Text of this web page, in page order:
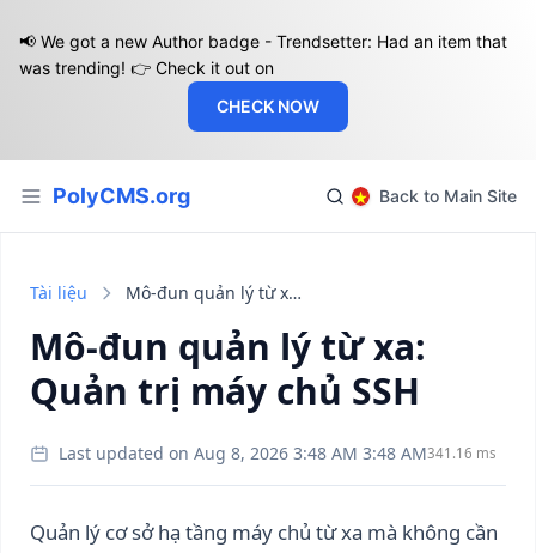
📢 We got a new Author badge - Trendsetter: Had an item that
was trending! 👉 Check it out on
CHECK NOW
PolyCMS.org Back to Main Site
Tài liệu Mô-đun quản lý từ xa: Quản trị máy chủ SSH
Mô-đun quản lý từ xa:
Quản trị máy chủ SSH
Last updated on Aug 8, 2026 3:48 AM 3:48 AM341.16 ms
Quản lý cơ sở hạ tầng máy chủ từ xa mà không cần